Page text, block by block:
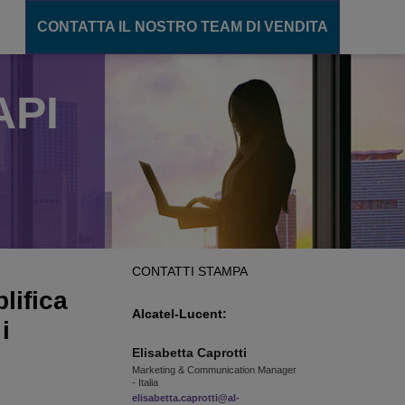
CONTATTA IL NOSTRO TEAM DI VENDITA
CONTATTI STAMPA
Alcatel-Lucent:
Elisabetta Caprotti
Marketing & Communication Manager
- Italia
elisabetta.caprotti@al-